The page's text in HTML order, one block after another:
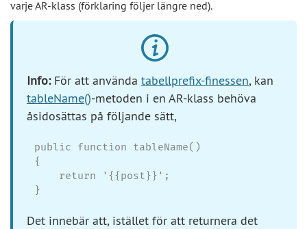
varje AR-klass (förklaring följer längre ned).
Info:För att använda tabellprefix-finessen, kan
tableName()-metoden i en AR-klass behöva
åsidosättas på följande sätt,
public function tableName()
{
    return '{{post}}';
}
Det innebär att, istället för att returnera det